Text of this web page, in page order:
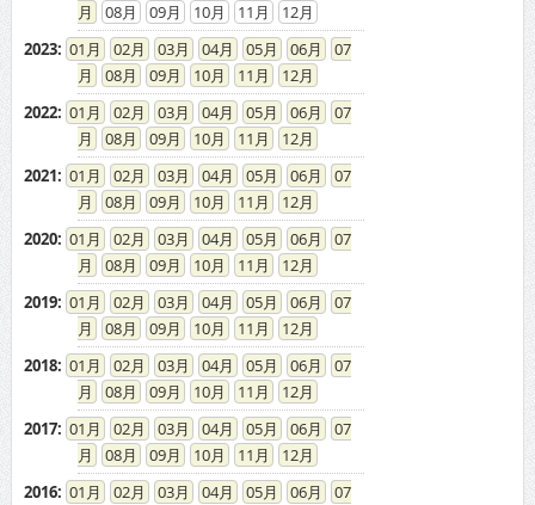
08
09 10 11
12
2023: 01 02 03 04 05 06
07
08
09 10 11
12
2022: 01 02 03 04 05 06
07
08
09 10 11
12
2021: 01 02 03 04 05 06
07
08
09 10 11
12
2020: 01 02 03 04 05 06
07
08
09 10 11
12
2019: 01 02 03 04 05 06
07
08
09 10 11
12
2018: 01 02 03 04 05 06
07
08
09 10 11
12
2017: 01 02 03 04 05 06
07
08
09 10 11
12
2016: 01 02 03 04 05 06
07